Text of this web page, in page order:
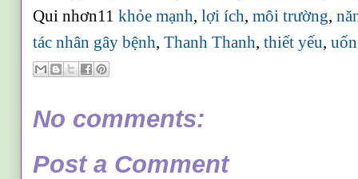
Qui nhơn11khỏe mạnh,lợi ích,môi trường,
tác nhân gây bệnh,Thanh Thanh,thiết yếu,
No comments:
Post a Comment